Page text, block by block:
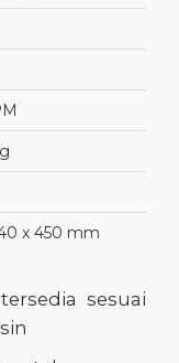
x 450 mm
sesuai